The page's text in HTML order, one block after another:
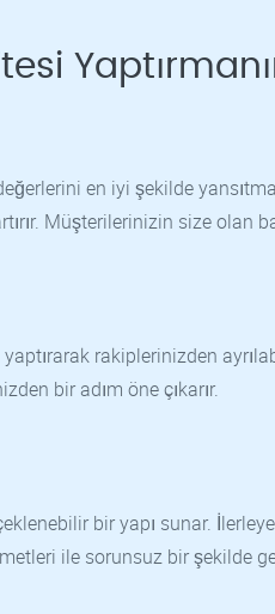
en iyi şekilde
Müşterilerinizin size olan
rakiplerinizden
bir adım öne çıkarır.
bir yapı sunar.
ile sorunsuz bir şekilde